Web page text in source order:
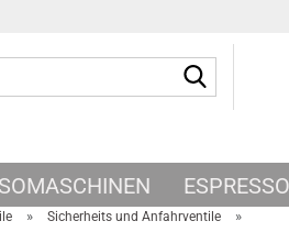
» Sicherheits und Anfahrventile »